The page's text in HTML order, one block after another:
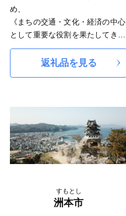
め、
《まちの交通・文化・経済の中心
として重要な役割を果たしてき
た 山崎町》
《特に古くから歴史・文化遺産を
《冬には市内でも特に積雪が多
く、和鉄の郷として繁栄してき
た 千種町》
のそれぞれに独自の特色ある４町
【 「発酵のふるさと」 宍
返礼品を見る
すもとし
洲本市